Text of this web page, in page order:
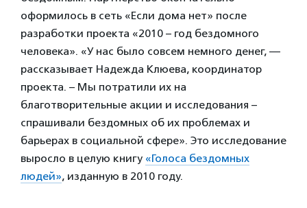
оформилось в сеть «Если дома нет» после
разработки проекта «2010 – год бездомного
человека». «У нас было совсем немного денег, —
рассказывает Надежда Клюева, координатор
проекта. – Мы потратили их на
благотворительные акции и исследования –
спрашивали бездомных об их проблемах и
барьерах в социальной сфере». Это исследование
выросло в целую книгу «Голоса бездомных
людей», изданную в 2010 году.